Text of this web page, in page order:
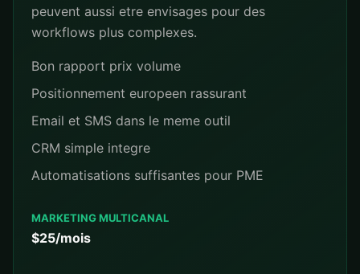
peuvent aussi etre envisages pour des
workflows plus complexes.
Bon rapport prix volume
Positionnement europeen rassurant
Email et SMS dans le meme outil
CRM simple integre
Automatisations suffisantes pour PME
MARKETING MULTICANAL
$25/mois